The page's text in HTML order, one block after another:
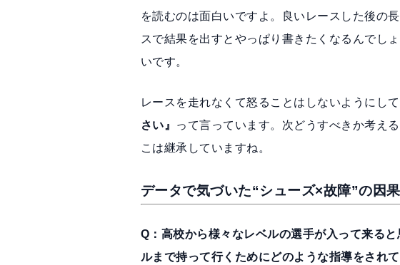
を読むのは面白いですよ。良いレースした後の
スで結果を出すとやっぱり書きたくなるんでし
いです。
レースを走れなくて怒ることはしないようにし
さい』 って言っています。次どうすべきか考え
こは継承していますね。
データで気づいた“シューズ×故障”の因
Q：高校から様々なレベルの選手が入って来る
ルまで持って行くためにどのような指導をされて